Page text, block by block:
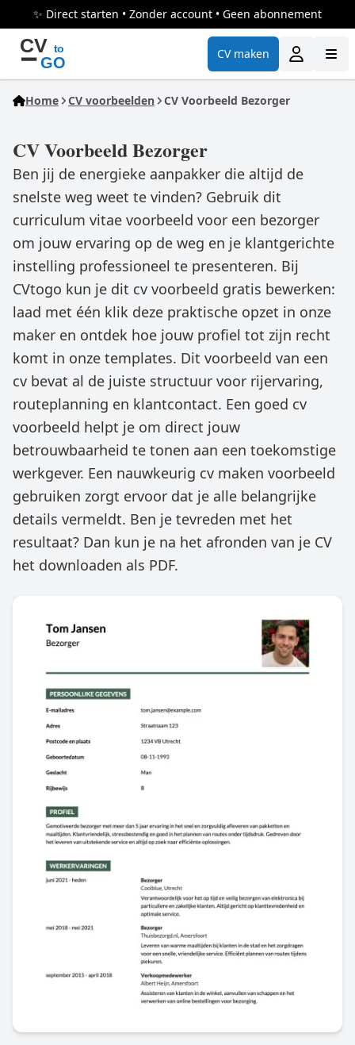
✨ Direct starten • Zonder account • Geen abonnement
CV maken
Home CV voorbeelden CV Voorbeeld Bezorger
CV Voorbeeld Bezorger
Ben jij de energieke aanpakker die altijd de
snelste weg weet te vinden? Gebruik dit
curriculum vitae voorbeeld voor een bezorger
om jouw ervaring op de weg en je klantgerichte
instelling professioneel te presenteren. Bij
CVtogo kun je dit cv voorbeeld gratis bewerken:
laad met één klik deze praktische opzet in onze
maker en ontdek hoe jouw profiel tot zijn recht
komt in onze templates. Dit voorbeeld van een
cv bevat al de juiste structuur voor rijervaring,
routeplanning en klantcontact. Een goed cv
voorbeeld helpt je om direct jouw
betrouwbaarheid te tonen aan een toekomstige
werkgever. Een nauwkeurig cv maken voorbeeld
gebruiken zorgt ervoor dat je alle belangrijke
details vermeldt. Ben je tevreden met het
resultaat? Dan kun je na het afronden van je CV
het downloaden als PDF.